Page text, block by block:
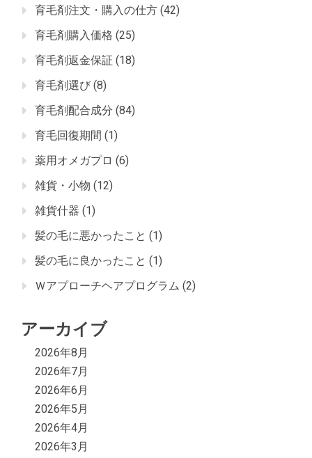
育毛剤注文・購入の仕方 (42)
育毛剤購入価格 (25)
育毛剤返金保証 (18)
育毛剤選び (8)
育毛剤配合成分 (84)
育毛回復期間 (1)
薬用オメガプロ (6)
雑貨・小物 (12)
雑貨什器 (1)
髪の毛に悪かったこと (1)
髪の毛に良かったこと (1)
Ｗアプローチヘアプログラム (2)
アーカイブ
2026年8月
2026年7月
2026年6月
2026年5月
2026年4月
2026年3月